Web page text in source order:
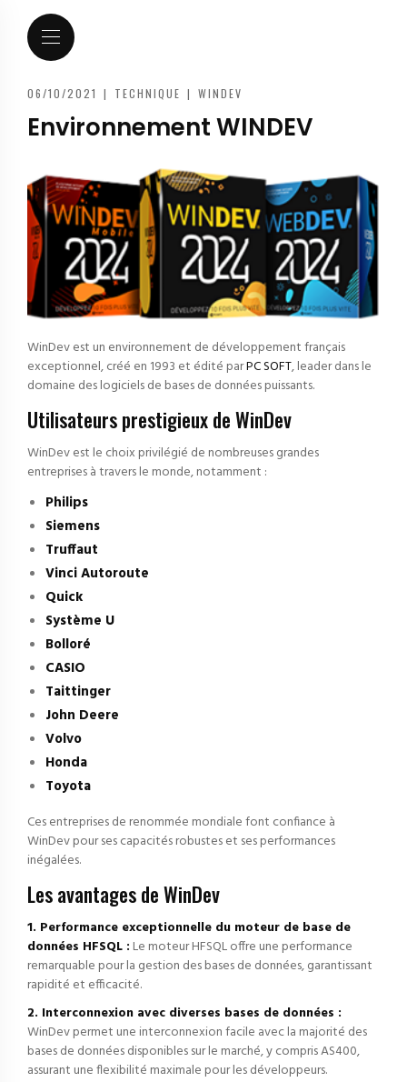
06/10/2021 | TECHNIQUE | WINDEV
Environnement WINDEV
WinDev est un environnement de développement français
exceptionnel, créé en 1993 et édité parPC SOFT, leader dans le
domaine des logiciels de bases de données puissants.
Utilisateurs prestigieux de WinDev
WinDev est le choix privilégié de nombreuses grandes
entreprises à travers le monde, notamment :
Philips
Siemens
Truffaut
Vinci Autoroute
Quick
Système U
Bolloré
CASIO
Taittinger
John Deere
Volvo
Honda
Toyota
Ces entreprises de renommée mondiale font confiance à
WinDev pour ses capacités robustes et ses performances
inégalées.
Les avantages de WinDev
1. Performance exceptionnelle du moteur de base de
données HFSQL : Le moteur HFSQL offre une performance
remarquable pour la gestion des bases de données, garantissant
rapidité et efficacité.
2. Interconnexion avec diverses bases de données :
WinDev permet une interconnexion facile avec la majorité des
bases de données disponibles sur le marché, y compris AS400,
assurant une flexibilité maximale pour les développeurs.